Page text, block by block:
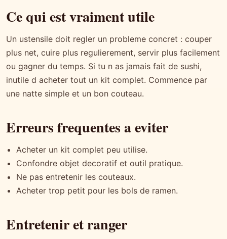
Ce qui est vraiment utile
Un ustensile doit regler un probleme concret : couper
plus net, cuire plus regulierement, servir plus facilement
ou gagner du temps. Si tu n as jamais fait de sushi,
inutile d acheter tout un kit complet. Commence par
une natte simple et un bon couteau.
Erreurs frequentes a eviter
Acheter un kit complet peu utilise.
Confondre objet decoratif et outil pratique.
Ne pas entretenir les couteaux.
Acheter trop petit pour les bols de ramen.
Entretenir et ranger